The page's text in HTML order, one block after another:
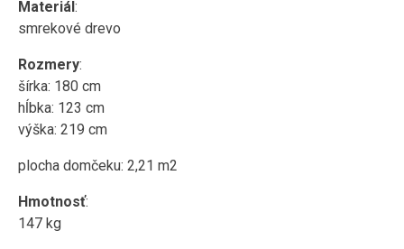
Materiál :
smrekové drevo
Rozmery:
šírka: 180 cm
hĺbka: 123 cm
výška: 219 cm
plocha domčeku: 2,21 m2
Hmotnosť:
147 kg